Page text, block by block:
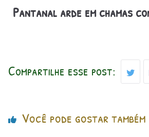
Pantanal arde em chamas
Compartilhe esse post:
Você pode gostar também